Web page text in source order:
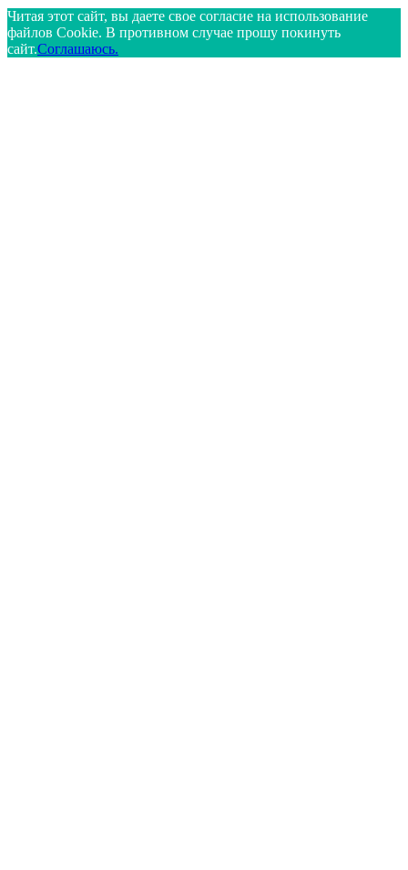
Читая этот сайт, вы даете свое согласие на использование
файлов Cookie. В противном случае прошу покинуть
сайт.Соглашаюсь.